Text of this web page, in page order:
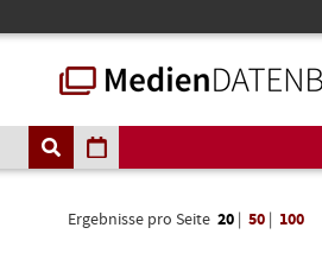
Ergebnisse pro Seite 20 | 50 | 100